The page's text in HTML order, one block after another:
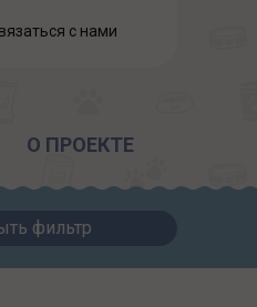
с нами
О ПРОЕКТЕ
фильтр